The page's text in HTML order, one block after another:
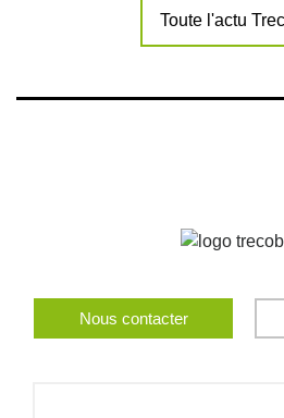
Toute l'actu
Nous contacter